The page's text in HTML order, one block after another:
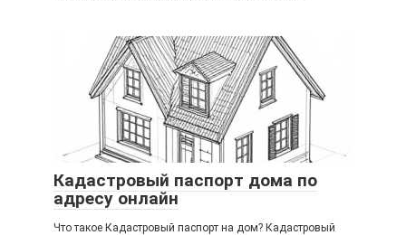
Кадастровый паспорт дома по
адресу онлайн
Что такое Кадастровый паспорт на дом? Кадастровый